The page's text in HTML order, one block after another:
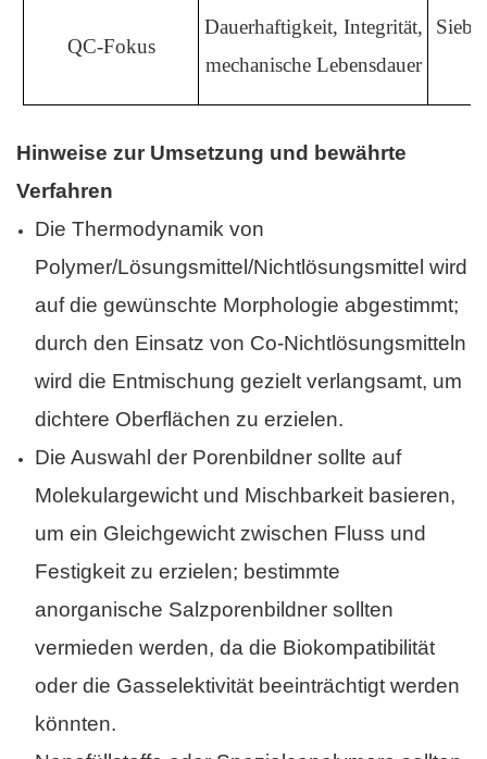
QC-Fokus
Dauerhaftigkeit, Integrität,
mechanische Lebensdauer
Hinweise zur Umsetzung und bewährte
Verfahren
Die Thermodynamik von
Polymer/Lösungsmittel/Nichtlösungsmittel wird
auf die gewünschte Morphologie abgestimmt;
durch den Einsatz von Co-Nichtlösungsmitteln
wird die Entmischung gezielt verlangsamt, um
dichtere Oberflächen zu erzielen.
Die Auswahl der Porenbildner sollte auf
Molekulargewicht und Mischbarkeit basieren,
um ein Gleichgewicht zwischen Fluss und
Festigkeit zu erzielen; bestimmte
anorganische Salzporenbildner sollten
vermieden werden, da die Biokompatibilität
oder die Gasselektivität beeinträchtigt werden
könnten.